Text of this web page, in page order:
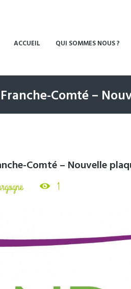
ACCUEIL QUI SOMMES NOUS ?
Comté –
Comté – Nouvelle
1